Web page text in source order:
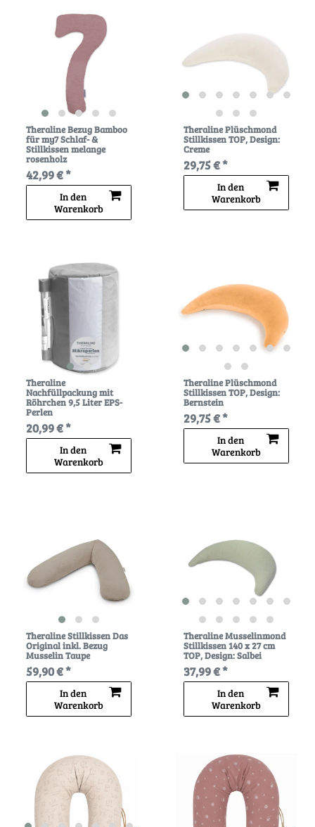
Theraline Bezug Bamboo
für my7 Schlaf- &
Stillkissen melange
rosenholz
42,99 € *
In den
Warenkorb
Theraline Plüschmond
Stillkissen TOP, Design:
Creme
29,75 € *
In den
Warenkorb
Theraline
Nachfüllpackung mit
Röhrchen 9,5 Liter EPS-
Perlen
20,99 € *
In den
Warenkorb
Theraline Plüschmond
Stillkissen TOP, Design:
Bernstein
29,75 € *
In den
Warenkorb
Theraline Stillkissen Das
Original inkl. Bezug
Musselin Taupe
59,90 € *
In den
Warenkorb
Theraline Musselinmond
Stillkissen 140 x 27 cm
TOP, Design: Salbei
37,99 € *
In den
Warenkorb